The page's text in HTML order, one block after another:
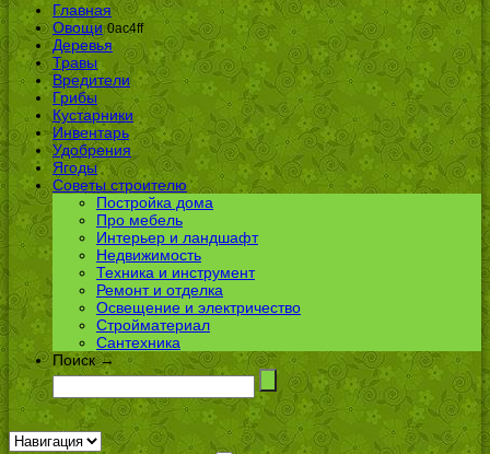
Главная
Овощи 0ac4ff
Деревья
Травы
Вредители
Грибы
Кустарники
Инвентарь
Удобрения
Ягоды
Советы строителю
Постройка дома
Про мебель
Интерьер и ландшафт
Недвижимость
Техника и инструмент
Ремонт и отделка
Освещение и электричество
Стройматериал
Сантехника
Поиск →